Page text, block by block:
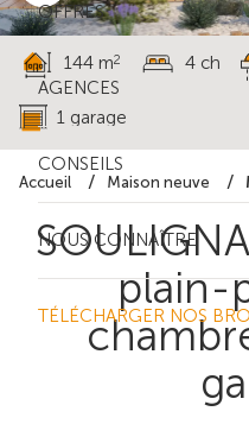
OFFRES
AGENCES
CONSEILS
NOUS CONNAÎTRE
TÉLÉCHARGER NOS
Accueil Maison neuve
plain-
144 m2 4 ch
1 garage